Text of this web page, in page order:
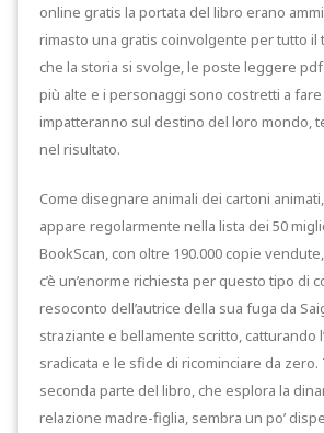
online gratis la portata del libro erano
rimasto una gratis coinvolgente per tutto il
che la storia si svolge, le poste leggere
più alte e i personaggi sono costretti a
impatteranno sul destino del loro mondo,
nel risultato.
Come disegnare animali dei cartoni
appare regolarmente nella lista dei 50
BookScan, con oltre 190.000 copie
c’è un’enorme richiesta per questo tipo di
resoconto dell’autrice della sua fuga da
straziante e bellamente scritto, catturando
sradicata e le sfide di ricominciare da zero.
seconda parte del libro, che esplora la
relazione madre-figlia, sembra un po’